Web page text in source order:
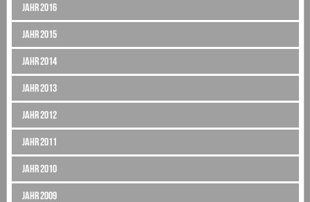
Jahr 2016
Jahr 2015
Jahr 2014
Jahr 2013
Jahr 2012
Jahr 2011
Jahr 2010
Jahr 2009